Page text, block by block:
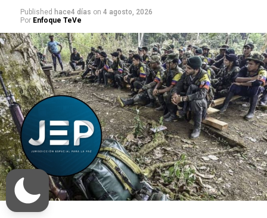
Published hace4 días on 4 agosto, 2026
Por Enfoque TeVe